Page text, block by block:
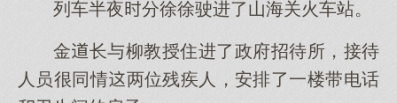
列车半夜分徐徐驶进了山海关火车站。
金长与柳教授住进了政府招待所，接待
人员很同情两位残疾人，安排了一楼带电话